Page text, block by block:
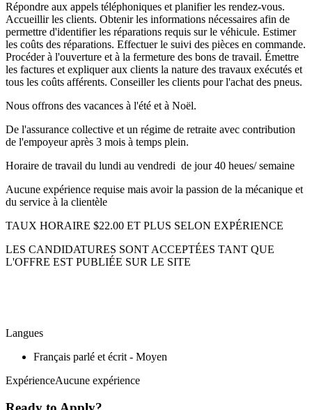
Répondre aux appels téléphoniques et planifier les rendez-vous.
Accueillir les clients. Obtenir les informations nécessaires afin de
permettre d'identifier les réparations requis sur le véhicule. Estimer
les coûts des réparations. Effectuer le suivi des pièces en commande.
Procéder à l'ouverture et à la fermeture des bons de travail. Émettre
les factures et expliquer aux clients la nature des travaux exécutés et
tous les coûts afférents. Conseiller les clients pour l'achat des pneus.
Nous offrons des vacances à l'été et à Noël.
De l'assurance collective et un régime de retraite avec contribution
de l'empoyeur après 3 mois à temps plein.
Horaire de travail du lundi au vendredi de jour 40 heues/ semaine
Aucune expérience requise mais avoir la passion de la mécanique et
du service à la clientèle
TAUX HORAIRE $22.00 ET PLUS SELON EXPÉRIENCE
LES CANDIDATURES SONT ACCEPTÉES TANT QUE
L'OFFRE EST PUBLIÉE SUR LE SITE
Langues
Français parlé et écrit - Moyen
ExpérienceAucune expérience